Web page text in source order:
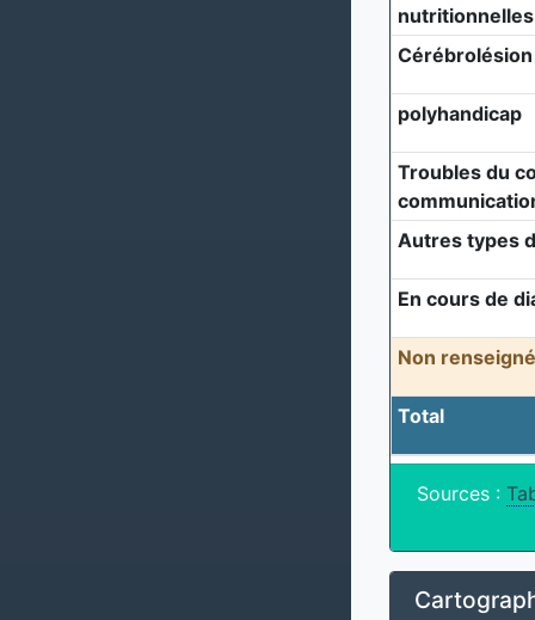
nutritionnelles
Cérébrolésion
polyhandicap
Troubles du
Autres types
En cours de
Non
Total
Sources :